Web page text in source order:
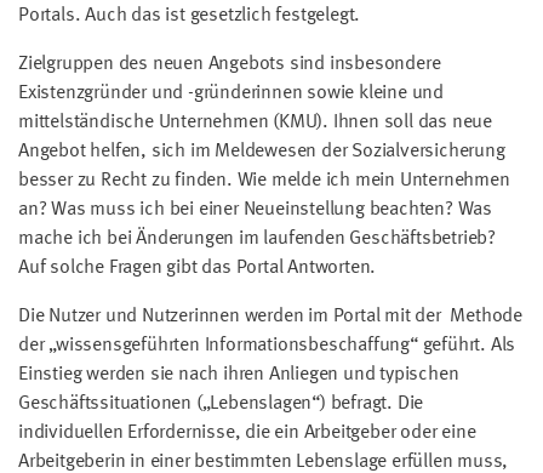
Portals. Auch das ist gesetzlich festgelegt.
Zielgruppen des neuen Angebots sind insbesondere
Existenzgründer und -gründerinnen sowie kleine und
mittelständische Unternehmen (KMU). Ihnen soll das neue
Angebot helfen, sich im Meldewesen der Sozialversicherung
besser zu Recht zu finden. Wie melde ich mein Unternehmen
an? Was muss ich bei einer Neueinstellung beachten? Was
mache ich bei Änderungen im laufenden Geschäftsbetrieb?
Auf solche Fragen gibt das Portal Antworten.
Die Nutzer und Nutzerinnen werden im Portal mit der Methode
der „wissensgeführten Informationsbeschaffung“ geführt. Als
Einstieg werden sie nach ihren Anliegen und typischen
Geschäftssituationen („Lebenslagen“) befragt. Die
individuellen Erfordernisse, die ein Arbeitgeber oder eine
Arbeitgeberin in einer bestimmten Lebenslage erfüllen muss,